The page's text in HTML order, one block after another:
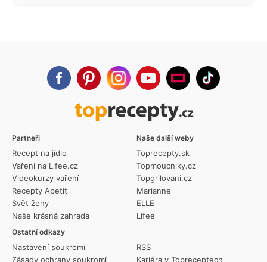
Partneři
Recept na jídlo
Vaření na Lifee.cz
Videokurzy vaření
Recepty Apetit
Svět ženy
Naše krásná zahrada
Ostatní odkazy
Nastavení soukromí
Zásady ochrany soukromí
RSS
Kariéra v Topreceptech
Naše další weby
Toprecepty.sk
Topmoucniky.cz
Topgrilovani.cz
Marianne
ELLE
Lifee